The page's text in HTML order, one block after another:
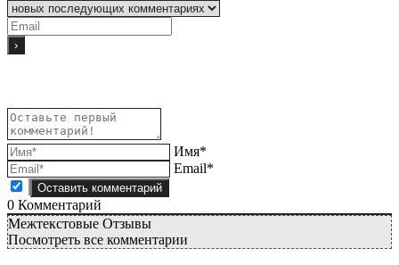
Имя*
Email*
0 Комментарий
Межтекстовые Отзывы
Посмотреть все комментарии